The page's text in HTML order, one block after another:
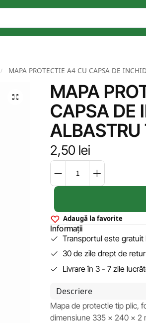
/ MAPA PROTECTIE A4 CU CAPSA DE
MAPA
CAPSA DE
ALBASTRU
2,50 lei
Adaugă la favorite
Informații
Transportul este gratuit
30 de zile drept de retur
Livrare în 3 - 7 zile
Descriere
Mapa de protectie tip plic,
dimensiune 335 x 240 x 2